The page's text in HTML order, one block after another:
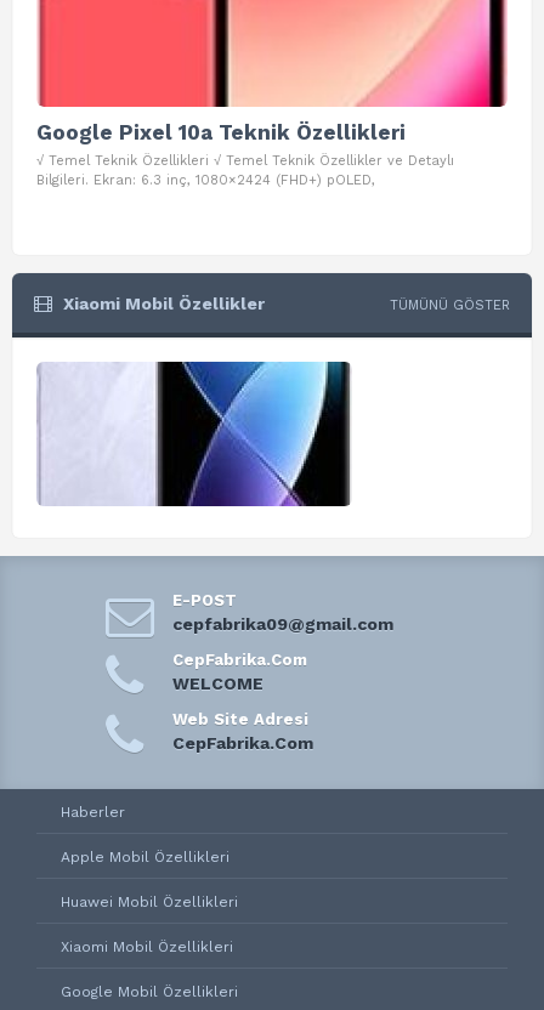
Google Pixel 10a Teknik Özellikleri
√ Temel Teknik Özellikleri √ Temel Teknik Özellikler ve Detaylı
Bilgileri. Ekran: 6.3 inç, 1080×2424 (FHD+) pOLED,
Xiaomi Mobil Özellikler TÜMÜNÜ GÖSTER
E-POST
cepfabrika09@gmail.com
CepFabrika.Com
WELCOME
Web Site Adresi
CepFabrika.Com
Haberler
Apple Mobil Özellikleri
Huawei Mobil Özellikleri
Xiaomi Mobil Özellikleri
Google Mobil Özellikleri